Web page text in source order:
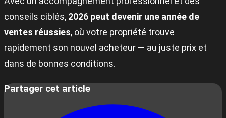
conseils ciblés, 2026 peut devenir une année de
ventes réussies, où votre propriété trouve
rapidement son nouvel acheteur — au juste prix et
dans de bonnes conditions.
Partager cet article